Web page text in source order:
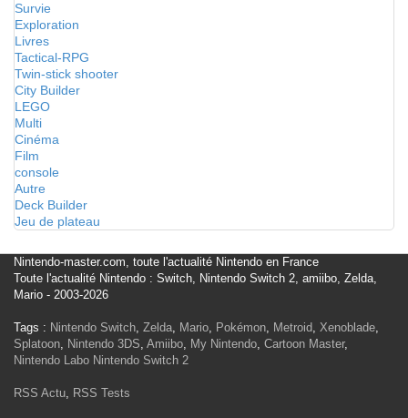
Survie
Exploration
Livres
Tactical-RPG
Twin-stick shooter
City Builder
LEGO
Multi
Cinéma
Film
console
Autre
Deck Builder
Jeu de plateau
Nintendo-master.com, toute l'actualité Nintendo en France
Toute l'actualité Nintendo : Switch, Nintendo Switch 2, amiibo, Zelda,
Mario - 2003-2026
Tags : Nintendo Switch, Zelda, Mario, Pokémon, Metroid, Xenoblade,
Splatoon, Nintendo 3DS, Amiibo, My Nintendo, Cartoon Master,
Nintendo Labo Nintendo Switch 2
RSS Actu, RSS Tests